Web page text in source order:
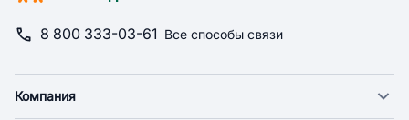
8 800 333-03-61 Все способы связи
Компания